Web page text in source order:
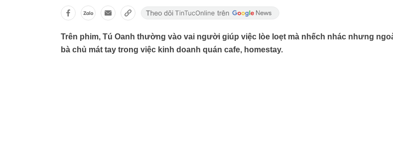
Trên phim, Tú Oanh thường vào vai người giúp việc lòe loẹt mà nhếch nhác nhưng
bà chủ mát tay trong việc kinh doanh quán cafe, homestay.